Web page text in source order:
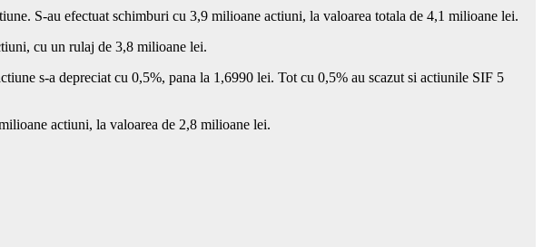
S-au efectuat schimburi cu 3,9 milioane actiuni, la valoarea totala de 4,1 milioane lei.
cu un rulaj de 3,8 milioane lei.
s-a depreciat cu 0,5%, pana la 1,6990 lei. Tot cu 0,5% au scazut si actiunile SIF 5
actiuni, la valoarea de 2,8 milioane lei.